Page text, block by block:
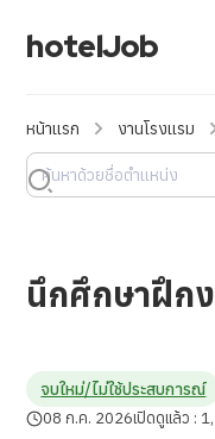
hotelJob
หน้าแรก งานโรงแรม
นึกศึกษาฝึก
จบใหม่/ไม่ใช้ประสบการณ์
08 ก.ค. 2026เปิดดูแล้ว :